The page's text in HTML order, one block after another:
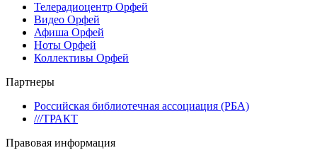
Телерадиоцентр Орфей
Видео Орфей
Афиша Орфей
Ноты Орфей
Коллективы Орфей
Партнеры
Российская библиотечная ассоциация (РБА)
///ТРАКТ
Правовая информация